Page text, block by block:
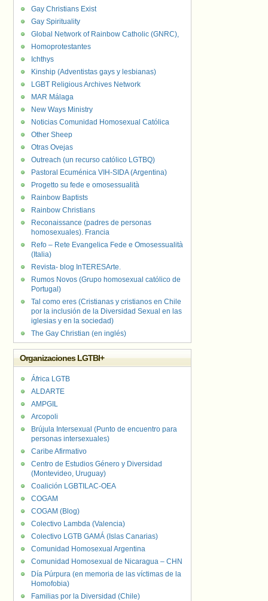
Gay Christians Exist
Gay Spirituality
Global Network of Rainbow Catholic (GNRC),
Homoprotestantes
Ichthys
Kinship (Adventistas gays y lesbianas)
LGBT Religious Archives Network
MAR Málaga
New Ways Ministry
Noticias Comunidad Homosexual Católica
Other Sheep
Otras Ovejas
Outreach (un recurso católico LGTBQ)
Pastoral Ecuménica VIH-SIDA (Argentina)
Progetto su fede e omosessualità
Rainbow Baptists
Rainbow Christians
Reconaissance (padres de personas
homosexuales). Francia
Refo – Rete Evangelica Fede e Omosessualità
(Italia)
Revista- blog InTERESArte.
Rumos Novos (Grupo homosexual católico de
Portugal)
Tal como eres (Cristianas y cristianos en Chile
por la inclusión de la Diversidad Sexual en las
iglesias y en la sociedad)
The Gay Christian (en inglés)
Organizaciones LGTBI+
África LGTB
ALDARTE
AMPGIL
Arcopoli
Brújula Intersexual (Punto de encuentro para
personas intersexuales)
Caribe Afirmativo
Centro de Estudios Género y Diversidad
(Montevideo, Uruguay)
Coalición LGBTILAC-OEA
COGAM
COGAM (Blog)
Colectivo Lambda (Valencia)
Colectivo LGTB GAMÁ (Islas Canarias)
Comunidad Homosexual Argentina
Comunidad Homosexual de Nicaragua – CHN
Día Púrpura (en memoria de las víctimas de la
Homofobia)
Familias por la Diversidad (Chile)